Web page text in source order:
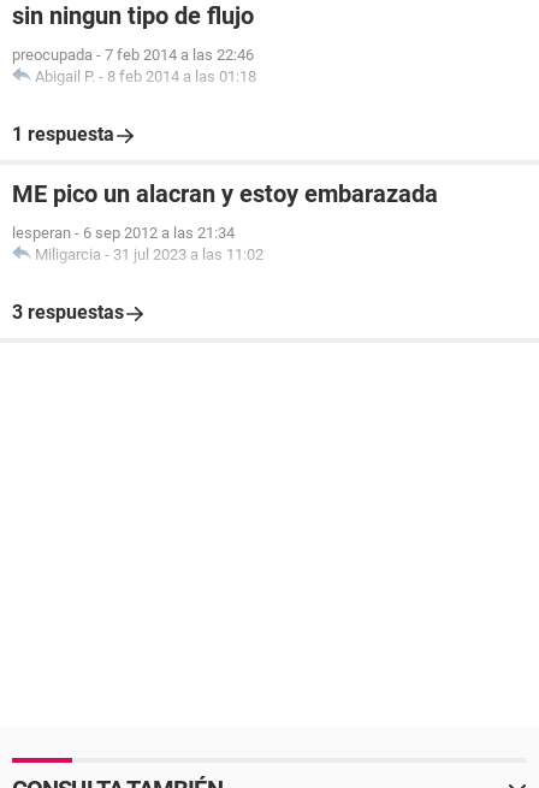
sin ningun tipo de flujo
preocupada - 7 feb 2014 a las 22:46
Abigail P. - 8 feb 2014 a las 01:18
1 respuesta
ME pico un alacran y estoy embarazada
lesperan - 6 sep 2012 a las 21:34
Miligarcia - 31 jul 2023 a las 11:02
3 respuestas